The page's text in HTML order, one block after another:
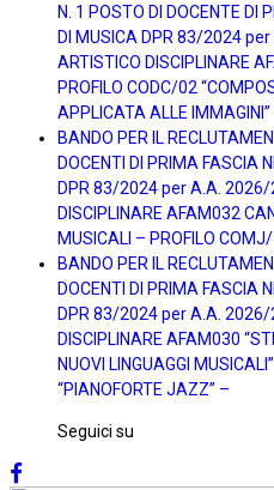
N. 1 POSTO DI DOCENTE DI
DI MUSICA DPR 83/2024
ARTISTICO DISCIPLINARE
PROFILO CODC/02
APPLICATA ALLE IMMAGINI”
BANDO PER IL
DOCENTI DI PRIMA FASCIA
DPR 83/2024 per A.A. 2026/
DISCIPLINARE AFAM032
MUSICALI – PROFILO
BANDO PER IL
DOCENTI DI PRIMA FASCIA
DPR 83/2024 per A.A. 2026/
DISCIPLINARE AFAM030
NUOVI LINGUAGGI
“PIANOFORTE JAZZ” –
Seguici su